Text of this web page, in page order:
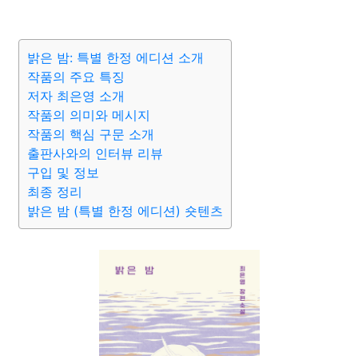
밝은 밤: 특별 한정 에디션 소개
작품의 주요 특징
저자 최은영 소개
작품의 의미와 메시지
작품의 핵심 구문 소개
출판사와의 인터뷰 리뷰
구입 및 정보
최종 정리
밝은 밤 (특별 한정 에디션) 숏텐츠